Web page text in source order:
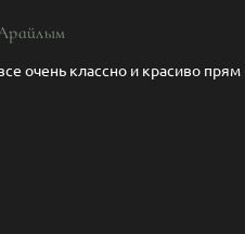
очень классно и красиво